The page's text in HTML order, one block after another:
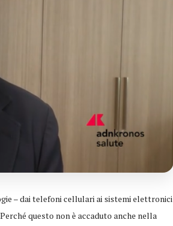
– dai telefoni cellulari ai sistemi elettronici
questo non è accaduto anche nella